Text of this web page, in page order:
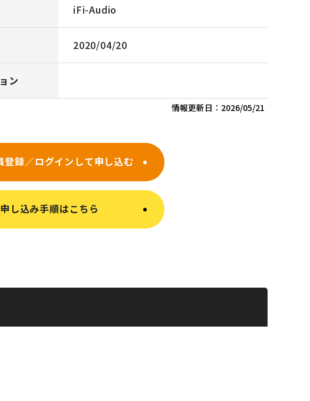
iFi-Audio
2020/04/20
ン
情報更新日： 2026/05/21
登録／ログインして申し込む
申し込み手順はこちら